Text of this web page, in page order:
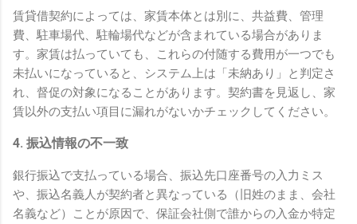
賃貸借契約によっては、家賃本体とは別に、共益費、管理
費、駐車場代、駐輪場代などが含まれている場合がありま
す。家賃は払っていても、これらの付随する費用が一つでも
未払いになっていると、システム上は「未納あり」と判定さ
れ、督促の対象になることがあります。契約書を見返し、家
賃以外の支払い項目に漏れがないかチェックしてください。
4. 振込情報の不一致
銀行振込で支払っている場合、振込先口座番号の入力ミス
や、振込名義人が契約者と異なっている（旧姓のまま、会社
名義など）ことが原因で、保証会社側で誰からの入金か特定